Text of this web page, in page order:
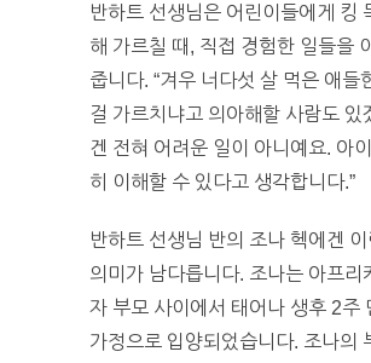
반하트 선생님은 어린이들에게 킹
해 가르칠 때, 직접 경험한 일들을
줍니다. “겨우 너다섯 살 먹은 애들
걸 가르치냐고 의아해할 사람도 있
겐 전혀 어려운 일이 아니예요. 아
히 이해할 수 있다고 생각합니다.”
반하트 선생님 반의 조나 헥에겐 이
의미가 남다릅니다. 조나는 아프리
자 부모 사이에서 태어나 생후 2주
가정으로 입양되었습니다. 조나의